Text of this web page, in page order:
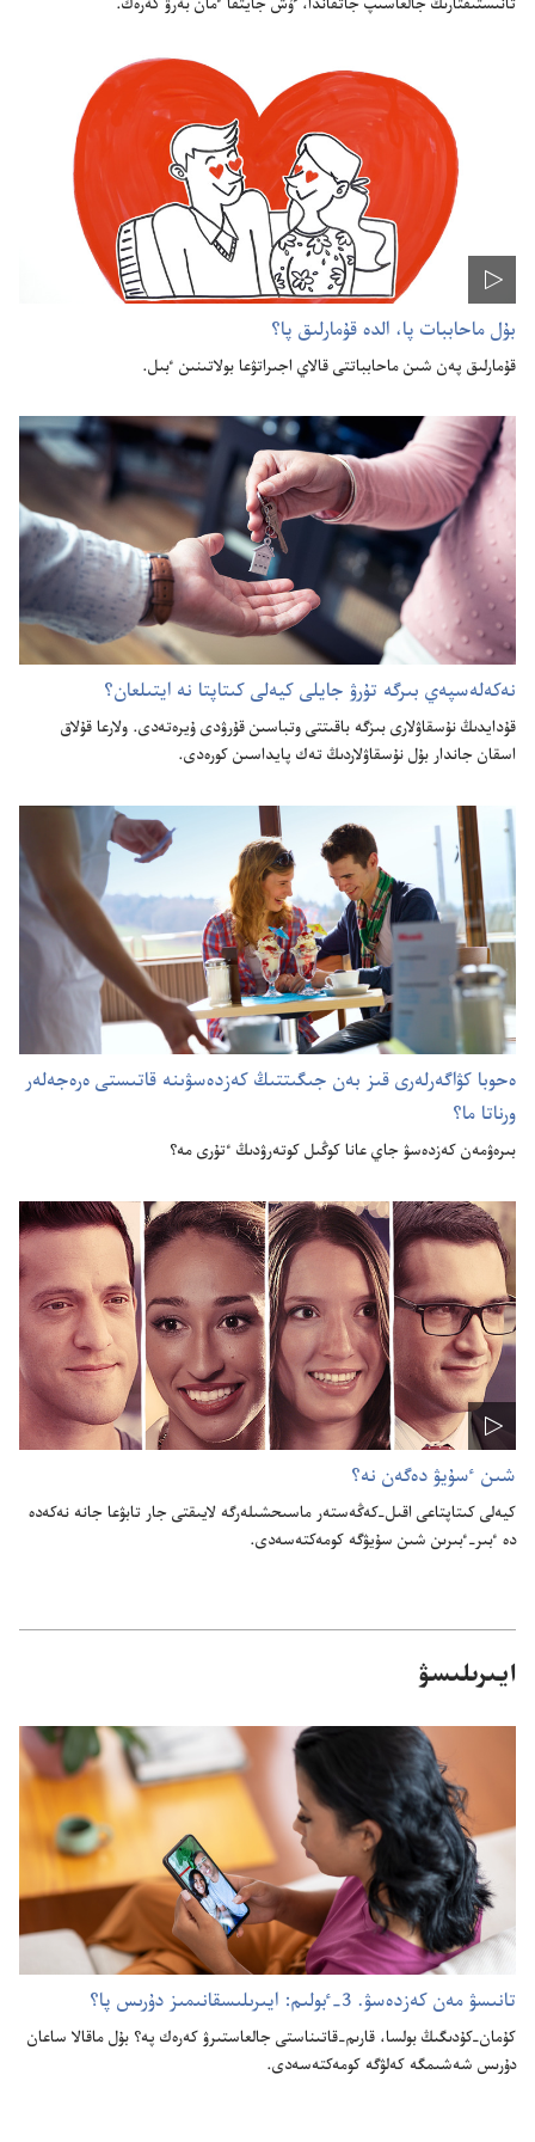
تانىستىقتارىڭ جالعاسىپ جاتقاندا،‏ ٷش جايتقا ٴ‌مان بە‌رۋ كە‌رە‌ك.‏
بۇ‌ل ماحاببات پا،‏ الدە قۇ‌مارلىق پا؟‏
قۇ‌مارلىق پە‌ن شىن ماحابباتتى قالاي اجىراتۋعا بولاتىنىن ٴ‌بىل.‏
نە‌كە‌لە‌سپە‌ي بىرگە تۇ‌رۋ جايلى كيە‌لى كىتاپتا نە ايتىلعان؟‏
قۇ‌دايدىڭ نۇ‌سقاۋلارى بىزگە باقىتتى وتباسىن قۇ‌رۋدى ۇ‌يرە‌تە‌دى.‏ ولارعا قۇ‌لاق
اسقان جاندار بۇ‌ل نۇ‌سقاۋلاردىڭ تە‌ك پايداسىن كورە‌دى.‏
ە‌حوبا كۋاگە‌رلە‌رى قىز بە‌ن جىگىتتىڭ كە‌زدە‌سۋىنە قاتىستى ە‌رە‌جە‌لە‌ر
ورناتا ما؟‏
بىرە‌ۋمە‌ن كە‌زدە‌سۋ جاي عانا كوڭىل كوتە‌رۋدىڭ ٴ‌تۇ‌رى مە؟‏
شىن ٴ‌سۇ‌يۋ دە‌گە‌ن نە؟‏
كيە‌لى كىتاپتاعى اقىل-‏كە‌ڭە‌ستە‌ر ماسىحشىلە‌رگە لايىقتى جار تابۋعا جانە نە‌كە‌دە
دە ٴ‌بىر-‏ٴ‌بىرىن شىن سۇ‌يۋگە كومە‌كتە‌سە‌دى.‏
ايىرىلىسۋ
تانىسۋ مە‌ن كە‌زدە‌سۋ.‏ 3-‏ٴ‌بولىم:‏ ايىرىلىسقانىمىز دۇ‌رىس پا؟‏
كۇ‌مان-‏كۇ‌دىگىڭ بولسا،‏ قارىم-‏قاتىناستى جالعاستىرۋ كە‌رە‌ك پە؟‏ بۇ‌ل ماقالا ساعان
دۇ‌رىس شە‌شىمگە كە‌لۋگە كومە‌كتە‌سە‌دى.‏